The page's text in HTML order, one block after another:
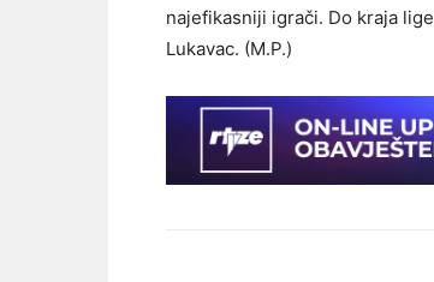
najefikasniji igrači. Do kraja
Lukavac. (M.P.)